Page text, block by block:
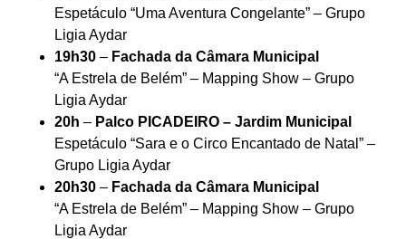
Espetáculo “Uma Aventura Congelante” – Grupo
Ligia Aydar
19h30 – Fachada da Câmara Municipal
“A Estrela de Belém” – Mapping Show – Grupo
Ligia Aydar
20h – Palco PICADEIRO – Jardim Municipal
Espetáculo “Sara e o Circo Encantado de Natal” –
Grupo Ligia Aydar
20h30 – Fachada da Câmara Municipal
“A Estrela de Belém” – Mapping Show – Grupo
Ligia Aydar